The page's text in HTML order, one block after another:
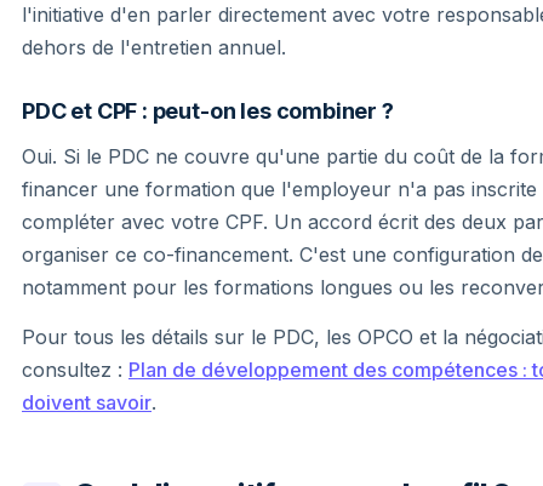
l'initiative d'en parler directement avec votre
dehors de l'entretien annuel.
PDC et CPF : peut-on les combiner ?
Oui. Si le PDC ne couvre qu'une partie du coût de la
financer une formation que l'employeur n'a pas
compléter avec votre CPF. Un accord écrit des deux
organiser ce co-financement. C'est une configuration
notamment pour les formations longues ou les
Pour tous les détails sur le PDC, les OPCO et la
consultez : Plan de développement des compétences :
doivent savoir.